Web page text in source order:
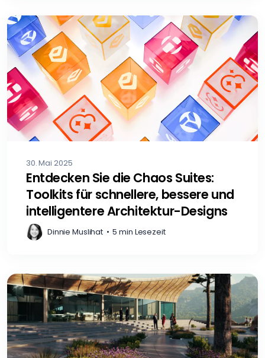
30. Mai 2025
Entdecken Sie die Chaos Suites:
Toolkits für schnellere, bessere und
intelligentere Architektur-Designs
Dinnie Muslihat • 5 min Lesezeit